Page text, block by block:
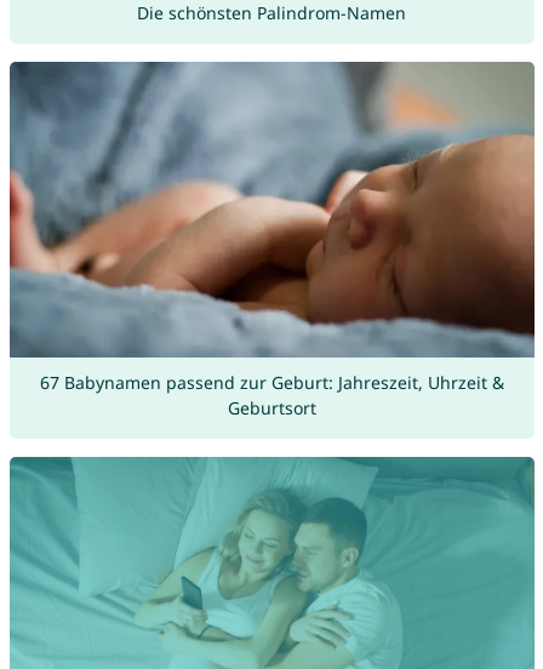
Die schönsten Palindrom-Namen
67 Babynamen passend zur Geburt: Jahreszeit, Uhrzeit &
Geburtsort